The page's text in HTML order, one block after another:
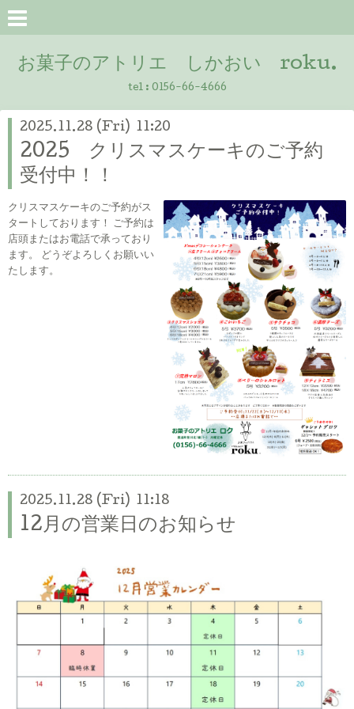
お菓子のアトリエ しかおい roku.
tel : 0156-66-4666
2025.11.28 (Fri) 11:20
2025 クリスマスケーキのご予約
受付中！！
クリスマスケーキのご予約がス
タートしております！ ご予約は
店頭またはお電話で承っており
ます。 どうぞよろしくお願いい
たします。
2025.11.28 (Fri) 11:18
12月の営業日のお知らせ